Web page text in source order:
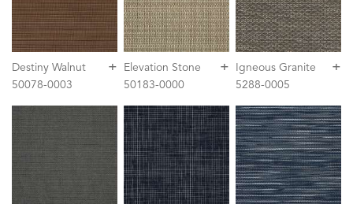
+
Destiny Walnut
50078-0003
+
Elevation Stone
50183-0000
+
Igneous Granite
5288-0005